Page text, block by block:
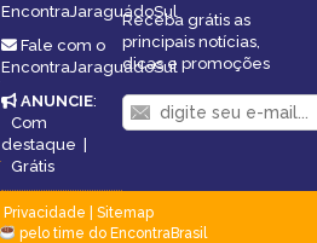
EncontraJaraguádoSul
Fale com o
EncontraJaraguádoSul
ANUNCIE:
Com
destaque
Grátis
Receba grátis as
principais notícias,
dicas e promoções
Privacidade
Sitemap
pelo time do EncontraBrasil